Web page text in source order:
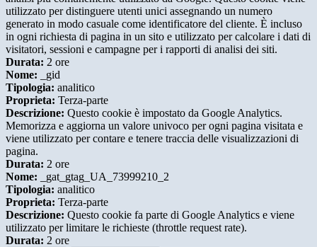
utilizzato per distinguere utenti unici assegnando un numero
generato in modo casuale come identificatore del cliente. È incluso
in ogni richiesta di pagina in un sito e utilizzato per calcolare i dati di
visitatori, sessioni e campagne per i rapporti di analisi dei siti.
Durata: 2 ore
Nome: _gid
Tipologia: analitico
Proprieta: Terza-parte
Descrizione: Questo cookie è impostato da Google Analytics.
Memorizza e aggiorna un valore univoco per ogni pagina visitata e
viene utilizzato per contare e tenere traccia delle visualizzazioni di
pagina.
Durata: 2 ore
Nome: _gat_gtag_UA_73999210_2
Tipologia: analitico
Proprieta: Terza-parte
Descrizione: Questo cookie fa parte di Google Analytics e viene
utilizzato per limitare le richieste (throttle request rate).
Durata: 2 ore